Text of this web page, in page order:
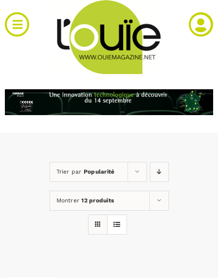
au
contenu
Toggle
Navigation
RH et emploi
Trier par Popularité
Montrer12 produits